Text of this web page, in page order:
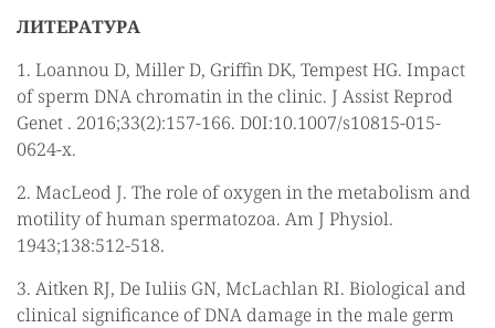
ЛИТЕРАТУРА
1. Loannou D, Miller D, Griffin DK, Tempest HG. Impact
of sperm DNA chromatin in the clinic. J Assist Reprod
Genet . 2016;33(2):157-166. D0I:10.1007/s10815-015-
0624-x.
2. MacLeod J. The role of oxygen in the metabolism and
motility of human spermatozoa. Am J Physiol.
1943;138:512-518.
3. Aitken RJ, De Iuliis GN, McLachlan RI. Biological and
clinical significance of DNA damage in the male germ